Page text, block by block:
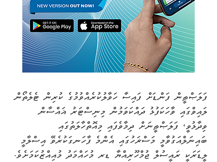
ފަލަޞްޠީން ފަންޑަށް ފައިސާ ހަވާލުކުރެއްވުމުގެ ކުރިން ޓެލެތޯން
ލައިވްގައި ވާހަކަފުޅު ދައްކަވަމުން މިނިސްޓަރު ޣައްސާން
ވިދާޅުވީ، ފަލަޞްޠީނަށް ދިމާވެފައި މިއޮތްހާލަތުގައި
ބައިނަލްއަގުވާމީ މަސްޜަހުގައި އެންމެ ފާހަނގަކުރެވޭ އިސްލާމީ
ލީޑަރަކީ ރައީސުލް ޖުމްހޫރިއްޔާ ޑރ މުހައްމަދު މުއިއްޒުކަމަށެވެ.